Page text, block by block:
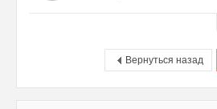
Вернуться назад